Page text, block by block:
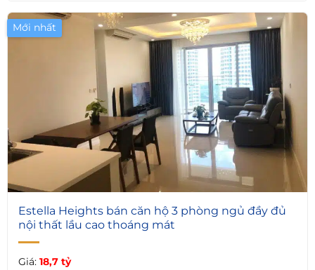
Mới nhất
6
Estella Heights bán căn hộ 3 phòng ngủ đầy đủ
nội thất lầu cao thoáng mát
Giá: 18,7 tỷ